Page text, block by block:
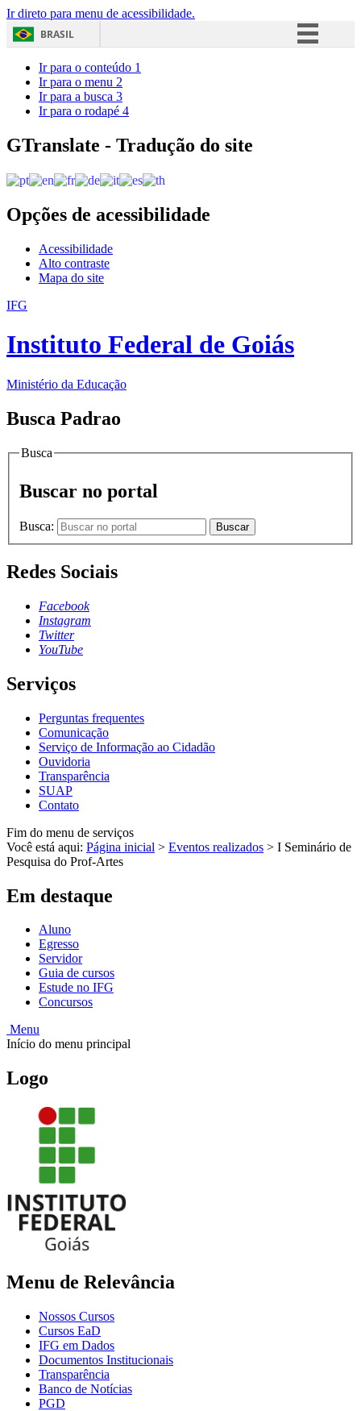
Ir direto para menu de acessibilidade.
BRASIL
Acesso à informação
Ir para o conteúdo 1
Ir para o menu 2
Ir para a busca 3
Ir para o rodapé 4
GTranslate - Tradução do site
Opções de acessibilidade
Acessibilidade
Alto contraste
Mapa do site
IFG
Instituto Federal de Goiás
Ministério da Educação
Busca Padrao
Busca
Buscar no portal
Busca: Buscar
Redes Sociais
Facebook
Instagram
Twitter
YouTube
Serviços
Perguntas frequentes
Comunicação
Serviço de Informação ao Cidadão
Ouvidoria
Transparência
SUAP
Contato
Fim do menu de serviços
Você está aqui: Página inicial > Eventos realizados > I Seminário de
Pesquisa do Prof-Artes
Em destaque
Aluno
Egresso
Servidor
Guia de cursos
Estude no IFG
Concursos
Menu
Início do menu principal
Logo
Menu de Relevância
Nossos Cursos
Cursos EaD
IFG em Dados
Documentos Institucionais
Transparência
Banco de Notícias
PGD